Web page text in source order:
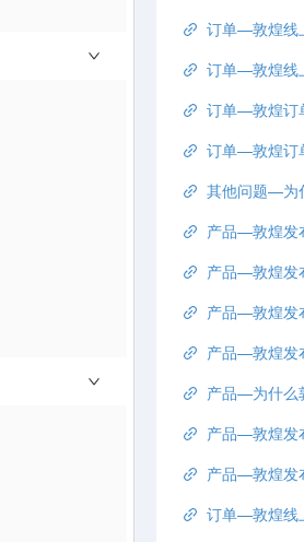
订单—敦煌线
订单—敦煌线
订单—敦煌订
订单—敦煌订
其他问题—为
产品—敦煌发
产品—敦煌发
产品—敦煌发
产品—敦煌发
产品—为什么
产品—敦煌发
产品—敦煌发
订单—敦煌线